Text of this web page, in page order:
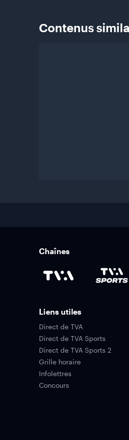
Contenus
Chaînes
Liens utiles
Direct de TVA
Direct de TVA Sports
Direct de TVA Sports 2
Grille horaire
Infolettres
Concours